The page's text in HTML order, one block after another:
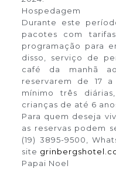
Hospedagem
Durante este
pacotes com
programação para
disso, serviço de
café da manhã
reservarem de 17
mínimo três
crianças de até 6
Para quem deseja
as reservas podem
(19) 3895-9500,
site
Papai Noel